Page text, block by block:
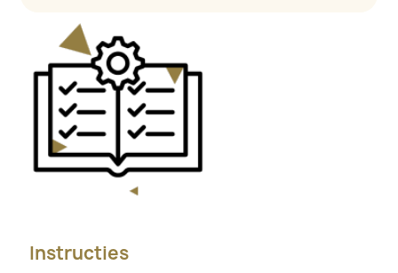
Instructies